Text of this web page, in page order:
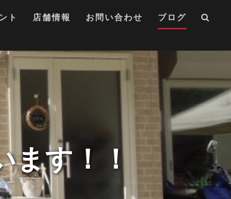
ト 店舗情報 お問い合わせ ブログ
ます！！